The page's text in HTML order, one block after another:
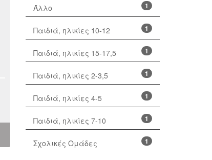
1
Άλλο
1
Παιδιά, ηλικίες 10-12
1
Παιδιά, ηλικίες 15-17,5
1
Παιδιά, ηλικίες 2-3,5
1
Παιδιά, ηλικίες 4-5
1
Παιδιά, ηλικίες 7-10
1
Σχολικές Ομάδες